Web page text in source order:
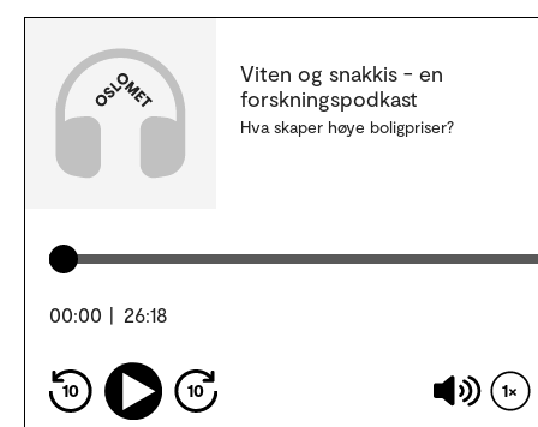
Viten og snakkis - en
forskningspodkast
Hva skaper høye boligpriser?
00:00 26:18
10 10 1